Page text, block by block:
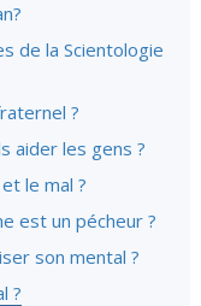
de la Scientologie
?
aider les gens ?
le mal ?
est un pécheur ?
son mental ?
?